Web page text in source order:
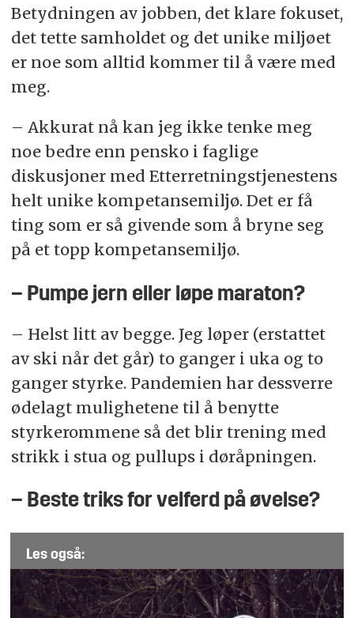
Betydningen av jobben, det klare fokuset,
det tette samholdet og det unike miljøet
er noe som alltid kommer til å være med
meg.
– Akkurat nå kan jeg ikke tenke meg
noe bedre enn pensko i faglige
diskusjoner med Etterretningstjenestens
helt unike kompetansemiljø. Det er få
ting som er så givende som å bryne seg
på et topp kompetansemiljø.
– Pumpe jern eller løpe maraton?
– Helst litt av begge. Jeg løper (erstattet
av ski når det går) to ganger i uka og to
ganger styrke. Pandemien har dessverre
ødelagt mulighetene til å benytte
styrkerommene så det blir trening med
strikk i stua og pullups i døråpningen.
– Beste triks for velferd på øvelse?
Les også: